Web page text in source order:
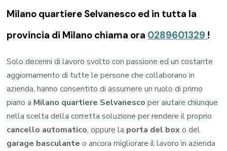
Milano quartiere Selvanesco ed in tutta la
provincia di Milano chiama ora 0289601329 !
Solo decenni di lavoro svolto con passione ed un costante
aggiornamento di tutte le persone che collaborano in
azienda, hanno consentito di assumere un ruolo di primo
piano a Milano quartiere Selvanesco per aiutare chiunque
nella scelta della corretta soluzione per rendere il proprio
cancello automatico, oppure la porta del boxo del
garage basculante o ancora migliorare il lavoro in azienda